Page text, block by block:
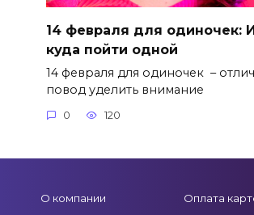
14 февраля для одиночек:
куда пойти одной
14 февраля для одиночек –
повод уделить внимание
0 120
О компании
Оплата